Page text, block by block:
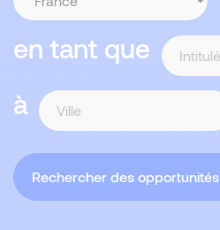
en tant que
à
Rechercher des opportunités